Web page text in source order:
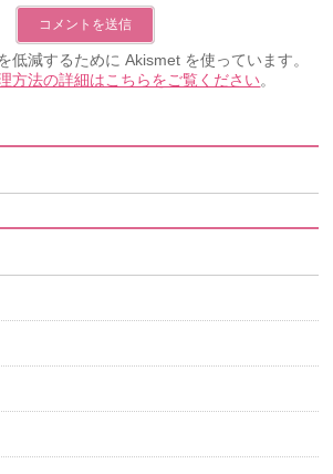
低減するために Akismet を使っています。
方法の詳細はこちらをご覧ください。